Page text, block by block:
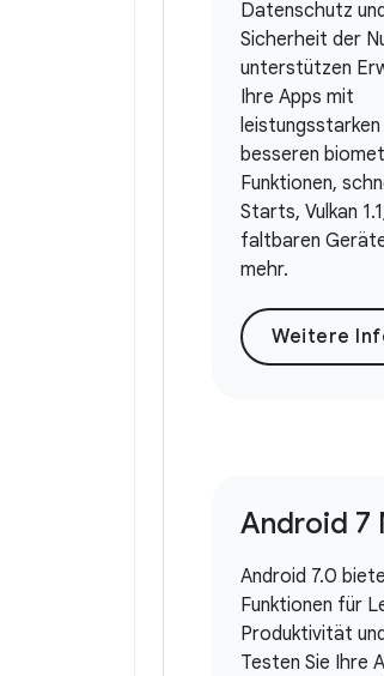
Datenschutz
Sicherheit der
unterstützen
Ihre Apps mit
besseren
Funktionen,
Starts, Vulkan
faltbaren
mehr.
Android 7
Android 7.0
Funktionen für
Produktivität
Testen Sie Ihre